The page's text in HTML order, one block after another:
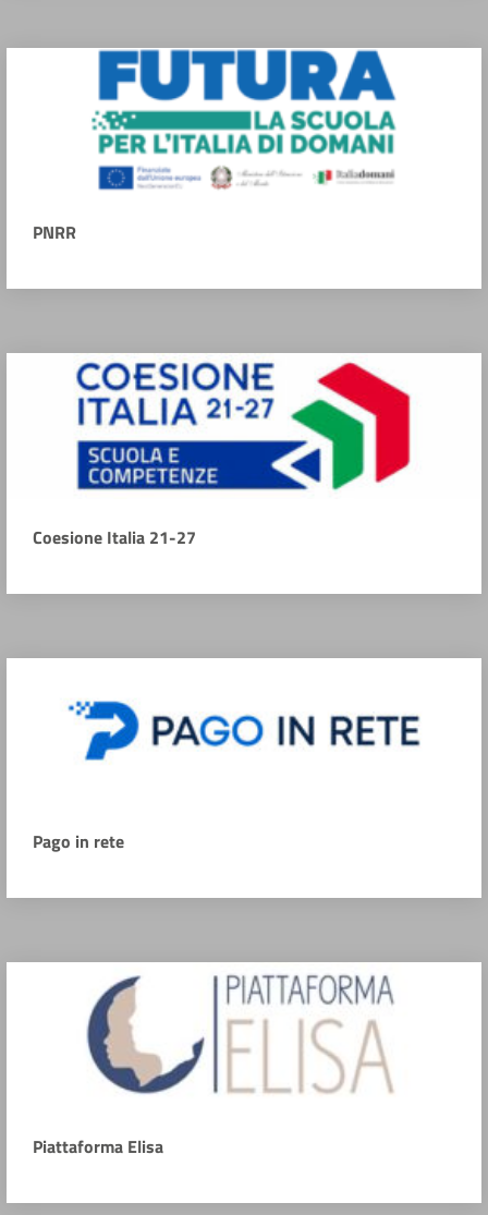
PNRR
Coesione Italia 21-27
Pago in rete
Piattaforma Elisa